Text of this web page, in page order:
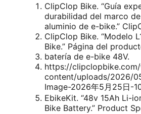
ClipClop Bike. “Guía
durabilidad del marco
aluminio de e-bike.”
ClipClop Bike. “Modelo
Bike.” Página del
batería de e-bike 48V.
https://
content/uploads/2026/
Image-2026年5月25日-
EbikeKit. “48v 15Ah Li-
Bike Battery.” Product